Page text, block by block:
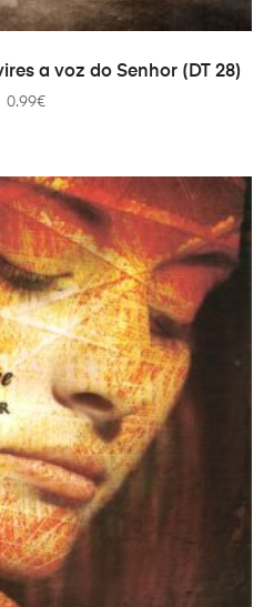
КОРЗИНУ
a voz do Senhor (DT 28)
0.99€